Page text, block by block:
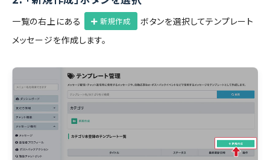
一覧の右上にある 新規作成
ボタンを選択してテンプレート
メッセージを作成します。